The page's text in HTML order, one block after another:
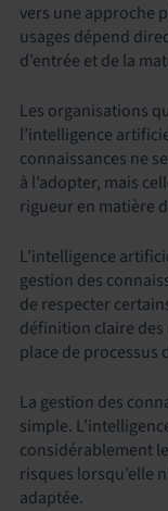
vers une approche
usages dépend
d’entrée et de la
Les organisations
l’intelligence
connaissances ne
à l’adopter, mais
rigueur en matière
L’intelligence
gestion des
de respecter
définition claire
place de processus
La gestion des
simple.
considérablement
risques lorsqu’elle
adaptée.